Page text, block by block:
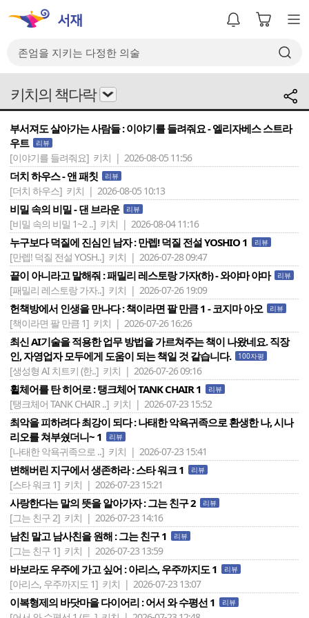
키치의 책다락
부서져도 살아가는 사람들 : 이야기를 들려줘요 - 엘리자베스 스트라
우트
리뷰
[이야기를 들려줘요] 키치 | 2026-08-05 11:56
더치 하우스 - 앤 패칫 리뷰
[더치 하우스] 키치 | 2026-08-05 10:13
비밀 속의 비밀 - 댄 브라운 리뷰
[비밀 속의 비밀 1~2 ..] 키치 | 2026-08-04 11:16
누구보다 덕질에 진심인 남자 : 만렙! 덕질 전설 YOSHIO 1 리뷰
[만렙! 덕질 전설 YOSH..] 키치 | 2026-07-28 09:47
끝이 아니라고 말해줘 : 패밀리 레스토랑 가자(하) - 와야마 야마 리뷰
[패밀리 레스토랑 가자..] 키치 | 2026-07-26 19:09
헌책방에서 인생을 만나다 : 책이라면 팔 만큼 1 - 코지마 아오 리뷰
[책이라면 팔 만큼 1] 키치 | 2026-07-26 16:26
최신 AI기술을 적용한 업무 방법을 가르쳐주는 책이 나왔네요. 직장
인, 자영업자 모두에게 도움이 되는 책일 것 같습니다.
100자평
[생성형 AI 치트키 (한..] 키치 | 2026-07-26 09:16
휠체어를 탄 히어로 : 탱크체어 TANK CHAIR 1 리뷰
[탱크체어 TANK CHAIR ..] 키치 | 2026-07-23 15:52
최악을 피하려다 최강이 되다 : 나태한 악욕귀족으로 환생한 나, 시나
리오를 쳐부쉈더니~ 1
리뷰
[나태한 악욕귀족으로 ..] 키치 | 2026-07-23 15:41
변해버린 지구에서 생존하라 : 스타 워크 1 리뷰
[스타 워크 1] 키치 | 2026-07-23 15:21
사랑한다는 말의 뜻을 알아가자 : 그는 친구 2 리뷰
[그는 친구 2] 키치 | 2026-07-23 14:16
남친 말고 남사친을 원해 : 그는 친구 1 리뷰
[그는 친구 1] 키치 | 2026-07-23 13:59
바보라도 우주에 가고 싶어 : 아리스, 우주까지도 1 리뷰
[아리스, 우주까지도 1] 키치 | 2026-07-23 13:07
이복형제의 바닷마을 다이어리 : 어서 와 수평선 1 리뷰